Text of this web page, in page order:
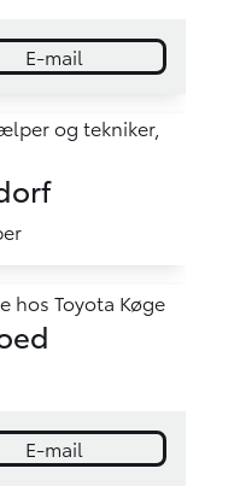
E-mail
E-mail